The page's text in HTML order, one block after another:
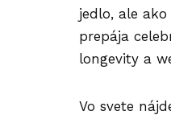
jedlo, ale
prepája
longevity a
Vo svete